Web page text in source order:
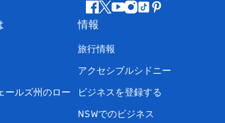
フ
ェ
イ
ス
ブ
ッ
ツ
ッ
ー
ユ
ー
ブ
イ
グ
ラ
テ
ト
ッ
ピ
ス
ト
ールズ州のロー
情報
旅行情報
アクセシブルシドニー
ビジネスを登録する
NSWでのビジネス